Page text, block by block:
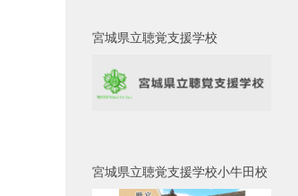
宮城県立聴覚支援学校
宮城県立聴覚支援学校小牛田校